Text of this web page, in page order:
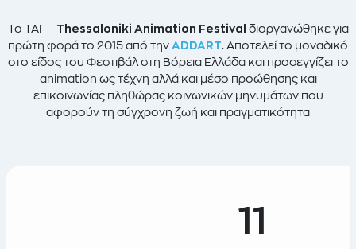
Το TAF – Thessaloniki Animation Festival διοργανώθηκε για
πρώτη φορά το 2015 από την ADDART. Αποτελεί το μοναδικό
στο είδος του Φεστιβάλ στη Βόρεια Ελλάδα και προσεγγίζει το
animation ως τέχνη αλλά και μέσο προώθησης και
επικοινωνίας πληθώρας κοινωνικών μηνυμάτων που
αφορούν τη σύγχρονη ζωή και πραγματικότητα
11